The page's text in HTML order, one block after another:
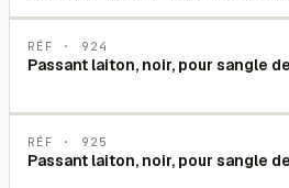
RÉF · 924
Passant laiton, noir, pour sangle
RÉF · 925
Passant laiton, noir, pour sangle